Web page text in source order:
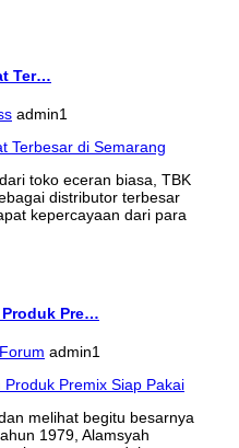
Ter…
admin1
toko eceran biasa, TBK
distributor terbesar
kepercayaan dari para
Produk Pre…
admin1
melihat begitu besarnya
1979, Alamsyah